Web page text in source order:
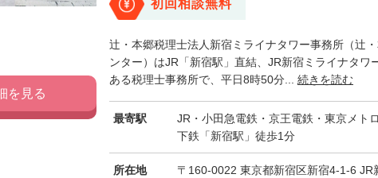
初回相談無料
辻・本郷税理士法人新宿ミライナタワー事務所（辻
ンター）はJR「新宿駅」直結、JR新宿ミライナタワ
ある税理士事務所で、平日8時50分... 続きを読む
最寄駅
JR・小田急電鉄・京王電鉄・東京メト
下鉄「新宿駅」徒歩1分
所在地
〒160-0022 東京都新宿区新宿4-1-6 JR
を見る